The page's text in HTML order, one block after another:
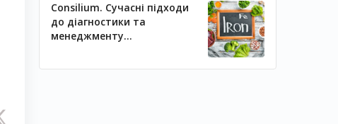
Consilium. Сучасні підходи
до діагностики та
менеджменту